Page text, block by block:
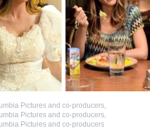
Pictures and co-producers
Pictures and co-producers
Pictures and co-producers